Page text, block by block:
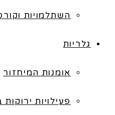
השתלמויות
גלריות
אומנות המיחזור
פעילויות